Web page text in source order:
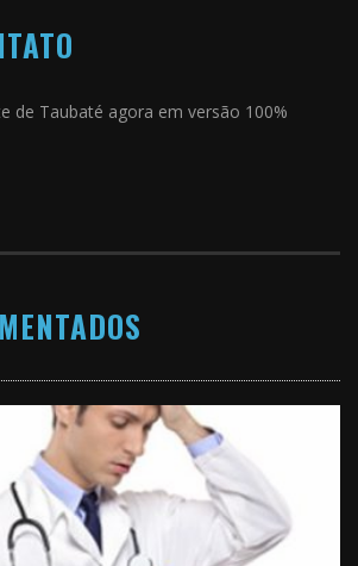
de Taubaté agora em versão 100%